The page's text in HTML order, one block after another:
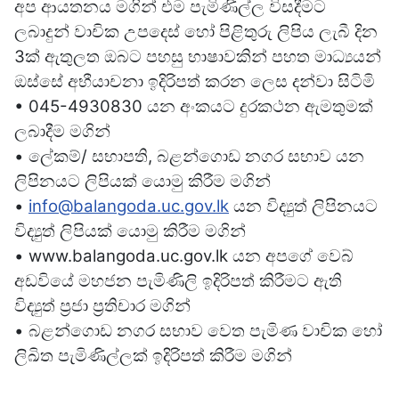
අප ආයතනය මගින් එම පැමිණිල්ල විසදීමට
ලබාදුන් වාචික උපදෙස් හෝ පිළිතුරු ලිපිය ලැබී දින
3ක් ඇතුලත ඔබට පහසු භාෂාවකින් පහත මාධ්‍යයන්
ඔස්සේ අභීයාචනා ඉදිරිපත් කරන ලෙස දන්වා සිටිමි
• 045-4930830 යන අංකයට දුරකථන ඇමතුමක්
ලබාදීම මගින්
• ලේකම්/ සභාපති, බළන්ගොඩ නගර සභාව යන
ලිපිනයට ලිපියක් යොමු කිරීම මගින්
• info@balangoda.uc.gov.lk යන විද්‍යුත් ලිපිනයට
විද්‍යුත් ලිපියක් යොමු කිරීම මගින්
• www.balangoda.uc.gov.lk යන අපගේ වෙබ්
අඩවියේ මහජන පැමිණිලි ඉදිරිපත් කිරීමට ඇති
විද්‍යුත් ප්‍රජා ප්‍රතිචාර මගින්
• බළන්ගොඩ නගර සභාව වෙත පැමිණ වාචික හෝ
ලිඛිත පැමිණිල්ලක් ඉදිරිපත් කිරීම මගින්